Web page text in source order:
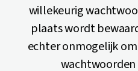
willekeurig
plaats wordt
echter onmogelijk